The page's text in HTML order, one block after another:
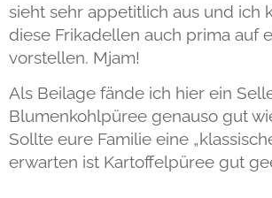
sieht sehr appetitlich aus und ich
diese Frikadellen auch prima auf
vorstellen. Mjam!
Als Beilage fände ich hier ein
Blumenkohlpüree genauso gut
Sollte eure Familie eine
erwarten ist Kartoffelpüree gut